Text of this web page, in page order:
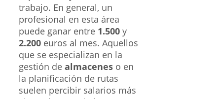
trabajo. En general, un
profesional en esta área
puede ganar entre 1.500 y
2.200 euros al mes. Aquellos
que se especializan en la
gestión de almacenes o en
la planificación de rutas
suelen percibir salarios más